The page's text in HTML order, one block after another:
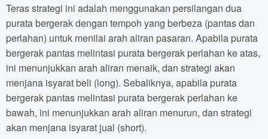
Teras strategi ini adalah menggunakan persilangan dua
purata bergerak dengan tempoh yang berbeza (pantas dan
perlahan) untuk menilai arah aliran pasaran. Apabila purata
bergerak pantas melintasi purata bergerak perlahan ke atas,
ini menunjukkan arah aliran menaik, dan strategi akan
menjana isyarat beli (long). Sebaliknya, apabila purata
bergerak pantas melintasi purata bergerak perlahan ke
bawah, ini menunjukkan arah aliran menurun, dan strategi
akan menjana isyarat jual (short).